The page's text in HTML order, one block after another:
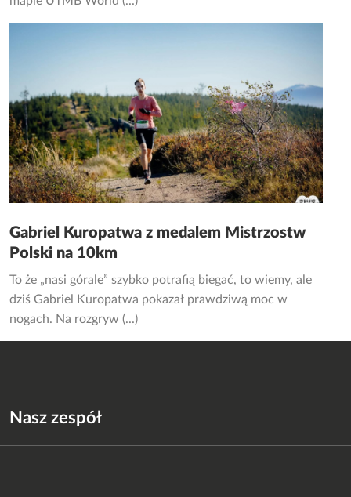
Gabriel Kuropatwa z medalem Mistrzostw
Polski na 10km
To że „nasi górale” szybko potrafią biegać, to wiemy, ale
dziś Gabriel Kuropatwa pokazał prawdziwą moc w
nogach. Na rozgryw (...)
Nasz zespół